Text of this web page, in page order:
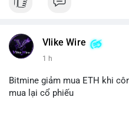
Vlike Wire
1 h
Bitmine giảm mua ETH khi
mua lại cổ phiếu